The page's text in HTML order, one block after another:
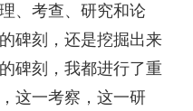
、考查、研究和论
碑刻，还是挖掘出来
碑刻，我都进行了重
这一考察，这一研